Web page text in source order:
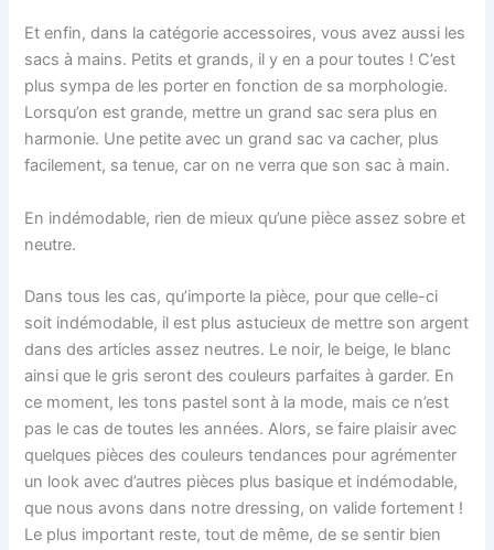
Et enfin, dans la catégorie accessoires, vous avez aussi les
sacs à mains. Petits et grands, il y en a pour toutes ! C’est
plus sympa de les porter en fonction de sa morphologie.
Lorsqu’on est grande, mettre un grand sac sera plus en
harmonie. Une petite avec un grand sac va cacher, plus
facilement, sa tenue, car on ne verra que son sac à main.
En indémodable, rien de mieux qu’une pièce assez sobre et
neutre.
Dans tous les cas, qu’importe la pièce, pour que celle-ci
soit indémodable, il est plus astucieux de mettre son argent
dans des articles assez neutres. Le noir, le beige, le blanc
ainsi que le gris seront des couleurs parfaites à garder. En
ce moment, les tons pastel sont à la mode, mais ce n’est
pas le cas de toutes les années. Alors, se faire plaisir avec
quelques pièces des couleurs tendances pour agrémenter
un look avec d’autres pièces plus basique et indémodable,
que nous avons dans notre dressing, on valide fortement !
Le plus important reste, tout de même, de se sentir bien